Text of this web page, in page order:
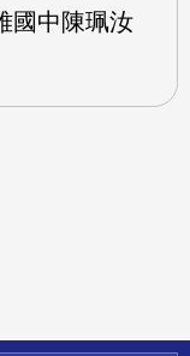
國中陳珮汝